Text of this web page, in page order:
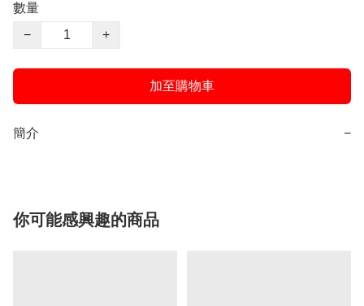
數量
−
+
加至購物車
簡介 −
你可能感興趣的商品